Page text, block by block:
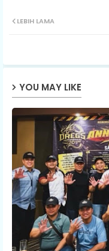
LEBIH LAMA
YOU MAY LIKE